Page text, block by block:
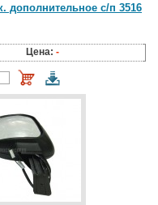
дополнительное с/п 3516
Цена: -